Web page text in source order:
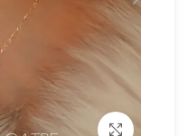
برای بزرگنمایی کلیک